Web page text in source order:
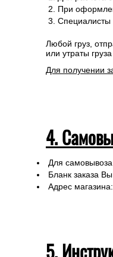
При
Специалисты
Любой груз,
или утраты
Для получении
4.
Для
Бланк заказа
Адрес
5.